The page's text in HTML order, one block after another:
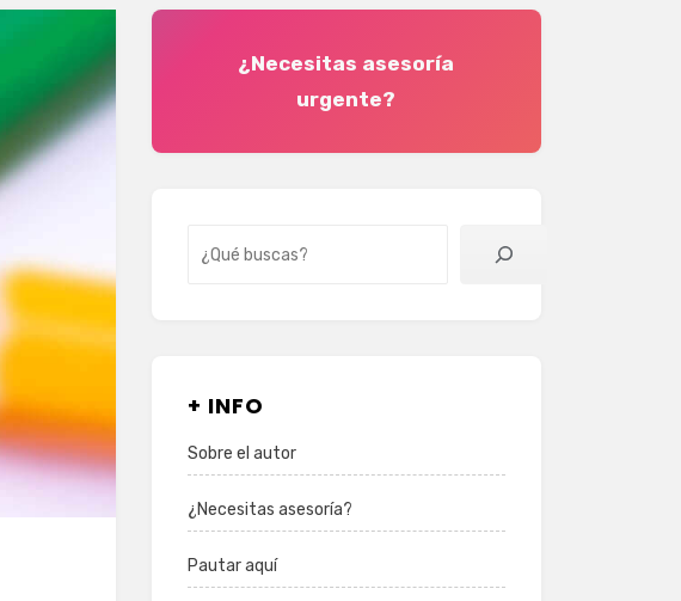
¿Necesitas asesoría
urgente?
+ INFO
Sobre el autor
¿Necesitas asesoría?
Pautar aquí